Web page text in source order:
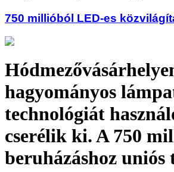
750 millióból LED-es
hagyományos
technológiát
cserélik ki. A 750
beruházáshoz